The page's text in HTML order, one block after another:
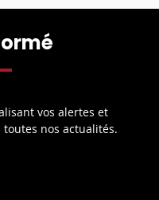
vos alertes et
nos actualités.